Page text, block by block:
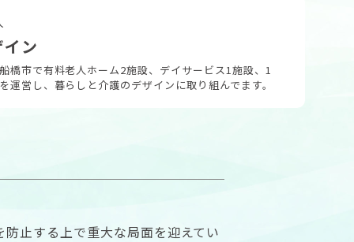
ン
橋市で有料老人ホーム2施設、デイサービス1施設、1
運営し、暮らしと介護のデザインに取り組んでます。
止する上で重大な局面を迎えてい